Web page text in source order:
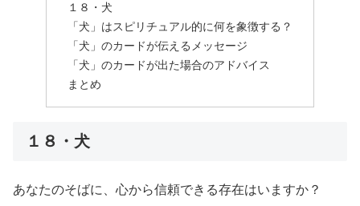
１８・犬
「犬」はスピリチュアル的に何を象徴する？
「犬」のカードが伝えるメッセージ
「犬」のカードが出た場合のアドバイス
まとめ
１８・犬
あなたのそばに、心から信頼できる存在はいますか？